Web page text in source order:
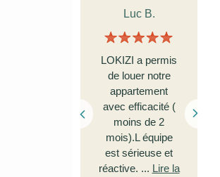
Lire la
Rémy R.
J'apprécie
particulièrement
le
professionnalisme
et la
communication
de votre société
qui nous redonne